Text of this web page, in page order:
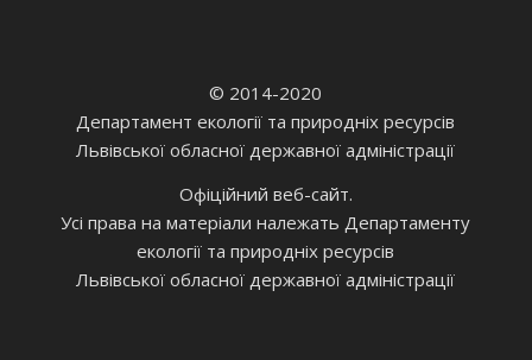
© 2014-2020
Департамент екології та природніх ресурсів
Львівської обласної державної адміністрації
Офіційний веб-сайт.
Усі права на матеріали належать Департаменту
екології та природніх ресурсів
Львівської обласної державної адміністрації